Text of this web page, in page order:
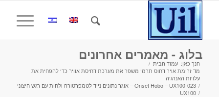
בלוג - מאמרים אחרונים
הנך כאן: עמוד הבית /
מד זרימת אויר דחוס תרמי משפר את מערכת דחיסת אוויר כדי להפחית את
עלויות האנרגיה
/ Onset Hobo – UX100-023 – אוגר נתונים נייד לטמפרטורה ולחות עם רגש חיצוני
/
UX100